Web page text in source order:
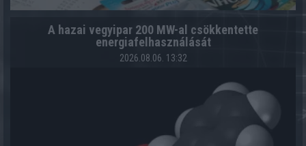
A hazai vegyipar 200 MW-al csökkentette
energiafelhasználását
2026.08.06. 13:32